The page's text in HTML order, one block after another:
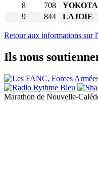
8
708 YOKOTA
9
844 LAJOIE
Retour aux informations sur
Ils nous
Marathon de Nouvelle-